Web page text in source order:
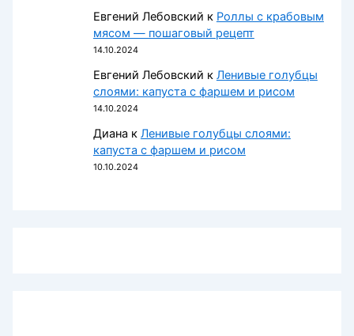
Евгений Лебовский к Роллы с крабовым
мясом — пошаговый рецепт
14.10.2024
Евгений Лебовский к Ленивые голубцы
слоями: капуста с фаршем и рисом
14.10.2024
Диана к Ленивые голубцы слоями:
капуста с фаршем и рисом
10.10.2024